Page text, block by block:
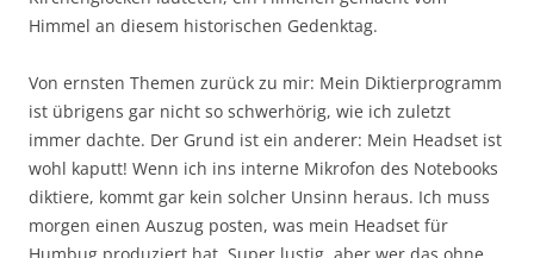
Himmel an diesem historischen Gedenktag.
Von ernsten Themen zurück zu mir: Mein Diktierprogramm
ist übrigens gar nicht so schwerhörig, wie ich zuletzt
immer dachte. Der Grund ist ein anderer: Mein Headset ist
wohl kaputt! Wenn ich ins interne Mikrofon des Notebooks
diktiere, kommt gar kein solcher Unsinn heraus. Ich muss
morgen einen Auszug posten, was mein Headset für